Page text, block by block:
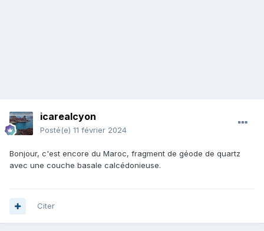
icarealcyon
Posté(e) 11 février 2024
Bonjour, c'est encore du Maroc, fragment de géode de quartz
avec une couche basale calcédonieuse.
Citer